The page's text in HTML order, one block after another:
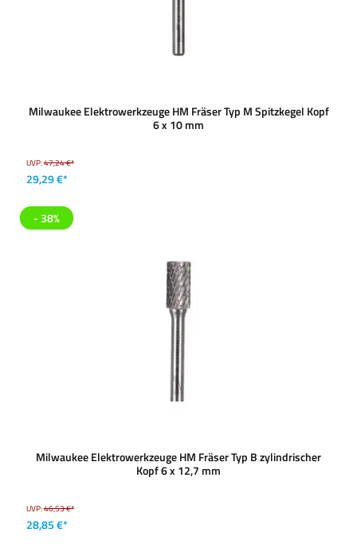
Milwaukee Elektrowerkzeuge HM Fräser Typ M Spitzkegel Kopf
6 x 10 mm
UVP:47,24 €*
29,29 €*
- 38%
Milwaukee Elektrowerkzeuge HM Fräser Typ B zylindrischer
Kopf 6 x 12,7 mm
UVP:46,53 €*
28,85 €*